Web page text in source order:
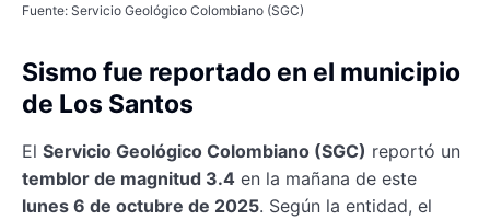
Fuente: Servicio Geológico Colombiano (SGC)
Sismo fue reportado en el municipio
de Los Santos
El Servicio Geológico Colombiano (SGC) reportó un
temblor de magnitud 3.4 en la mañana de este
lunes 6 de octubre de 2025. Según la entidad, el